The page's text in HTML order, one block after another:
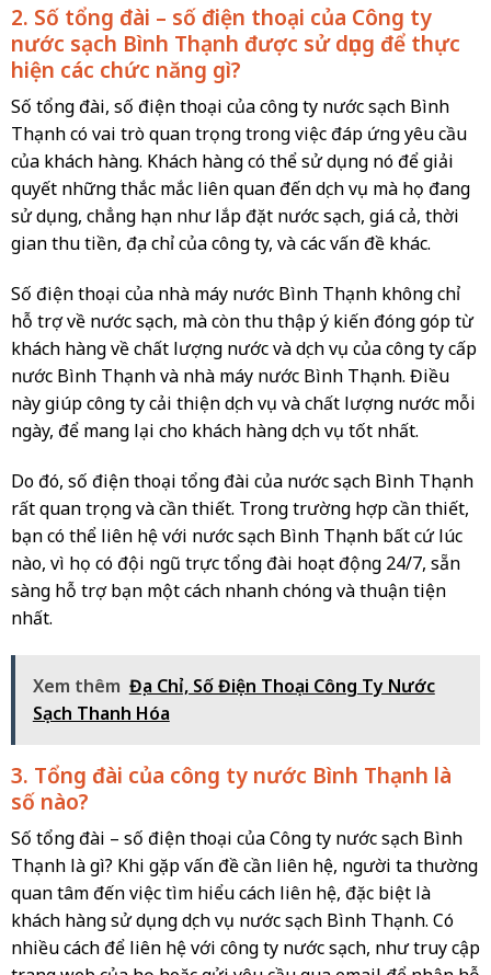
2. Số tổng đài – số điện thoại của Công ty
nước sạch Bình Thạnh được sử dụng để thực
hiện các chức năng gì?
Số tổng đài, số điện thoại của công ty nước sạch Bình
Thạnh có vai trò quan trọng trong việc đáp ứng yêu cầu
của khách hàng. Khách hàng có thể sử dụng nó để giải
quyết những thắc mắc liên quan đến dịch vụ mà họ đang
sử dụng, chẳng hạn như lắp đặt nước sạch, giá cả, thời
gian thu tiền, địa chỉ của công ty, và các vấn đề khác.
Số điện thoại của nhà máy nước Bình Thạnh không chỉ
hỗ trợ về nước sạch, mà còn thu thập ý kiến đóng góp từ
khách hàng về chất lượng nước và dịch vụ của công ty cấp
nước Bình Thạnh và nhà máy nước Bình Thạnh. Điều
này giúp công ty cải thiện dịch vụ và chất lượng nước mỗi
ngày, để mang lại cho khách hàng dịch vụ tốt nhất.
Do đó, số điện thoại tổng đài của nước sạch Bình Thạnh
rất quan trọng và cần thiết. Trong trường hợp cần thiết,
bạn có thể liên hệ với nước sạch Bình Thạnh bất cứ lúc
nào, vì họ có đội ngũ trực tổng đài hoạt động 24/7, sẵn
sàng hỗ trợ bạn một cách nhanh chóng và thuận tiện
nhất.
Xem thêm Địa Chỉ, Số Điện Thoại Công Ty Nước
Sạch Thanh Hóa
3. Tổng đài của công ty nước Bình Thạnh là
số nào?
Số tổng đài – số điện thoại của Công ty nước sạch Bình
Thạnh là gì? Khi gặp vấn đề cần liên hệ, người ta thường
quan tâm đến việc tìm hiểu cách liên hệ, đặc biệt là
khách hàng sử dụng dịch vụ nước sạch Bình Thạnh. Có
nhiều cách để liên hệ với công ty nước sạch, như truy cập